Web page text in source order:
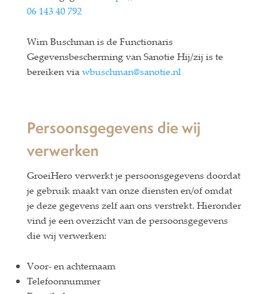
06 143 40 792
Wim Buschman is de Functionaris
Gegevensbescherming van Sanotie Hij/zij is te
bereiken viawbuschman@sanotie.nl
Persoonsgegevens die wij
verwerken
GroeiHero verwerkt je persoonsgegevens doordat
je gebruik maakt van onze diensten en/of omdat
je deze gegevens zelf aan ons verstrekt. Hieronder
vind je een overzicht van de persoonsgegevens
die wij verwerken:
Voor- en achternaam
Telefoonnummer